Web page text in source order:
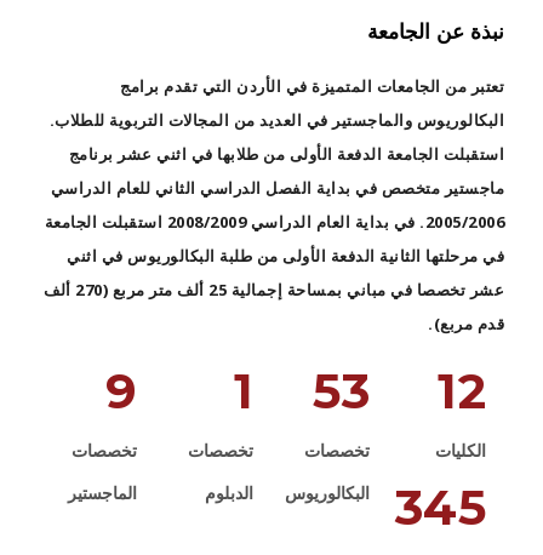
نبذة عن الجامعة
تعتبر من الجامعات المتميزة في الأردن التي تقدم برامج
البكالوريوس والماجستير في العديد من المجالات التربوية للطلاب.
استقبلت الجامعة الدفعة الأولى من طلابها في اثني عشر برنامج
ماجستير متخصص في بداية الفصل الدراسي الثاني للعام الدراسي
2005/2006. في بداية العام الدراسي 2008/2009 استقبلت الجامعة
في مرحلتها الثانية الدفعة الأولى من طلبة البكالوريوس في اثني
عشر تخصصا في مباني بمساحة إجمالية 25 ألف متر مربع (270 ألف
قدم مربع).
9
تخصصات
الماجستير
1
تخصصات
الدبلوم
53
تخصصات
البكالوريوس
12
الكليات
345